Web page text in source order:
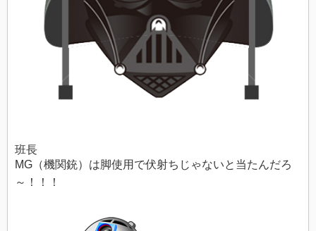
班長
MG（機関銃）は脚使用で伏射ちじゃないと当たんだろ
～！！！